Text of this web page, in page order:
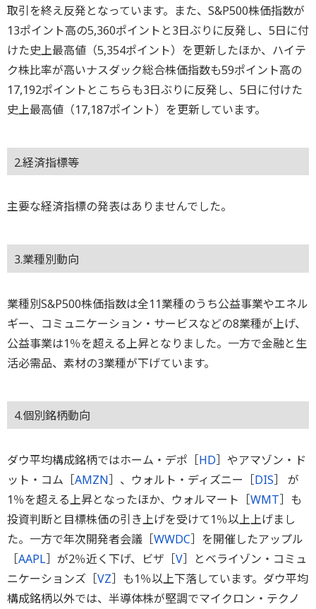
取引を終え反発となっています。また、S&P500株価指数が
13ポイント高の5,360ポイントと3日ぶりに反発し、5日に付
けた史上最高値（5,354ポイント）を更新したほか、ハイテ
ク株比率が高いナスダック総合株価指数も59ポイント高の
17,192ポイントとこちらも3日ぶりに反発し、5日に付けた
史上最高値（17,187ポイント）を更新しています。
2.経済指標等
主要な経済指標の発表はありませんでした。
3.業種別動向
業種別S&P500株価指数は全11業種のうち公益事業やエネル
ギー、コミュニケーション・サービスなどの8業種が上げ、
公益事業は1％を超える上昇となりました。一方で金融と生
活必需品、素材の3業種が下げています。
4.個別銘柄動向
ダウ平均構成銘柄ではホーム・デポ［HD］やアマゾン・ド
ット・コム［AMZN］、ウォルト・ディズニー［DIS］ が
1％を超える上昇となったほか、ウォルマート［WMT］も
投資判断と目標株価の引き上げを受けて1％以上上げまし
た。一方で年次開発者会議［WWDC］を開催したアップル
［AAPL］が2％近く下げ、ビザ［V］とベライゾン・コミュ
ニケーションズ［VZ］も1％以上下落しています。ダウ平均
構成銘柄以外では、半導体株が堅調でマイクロン・テクノ